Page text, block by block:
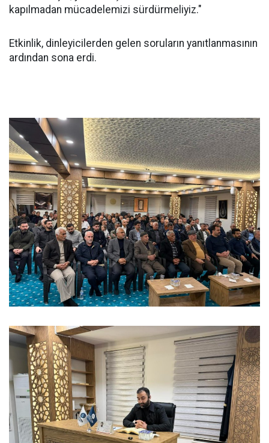
kapılmadan mücadelemizi sürdürmeliyiz."
Etkinlik, dinleyicilerden gelen soruların yanıtlanmasının
ardından sona erdi.